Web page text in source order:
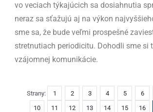
vo veciach týkajúcich sa dosiahnutia
neraz sa sťažujú aj na výkon
sme sa, že bude veľmi prospešné
stretnutiach periodicitu. Dohodli sme si
vzájomnej komunikácie.
Strany: 1 2 3 4 5 6
10
11 12 13 14 15 16